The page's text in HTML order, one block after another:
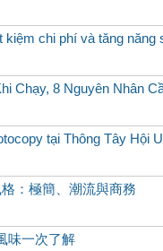
kiệm chi phí và tăng năng
Chạy, 8 Nguyên Nhân
tại Thông Tây Hội
：極簡、潮流與商務
味一次了解